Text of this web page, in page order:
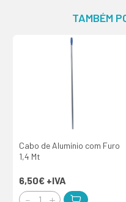
TAMBÉM
Cabo de Alumínio com Furo
1,4 Mt
6,50€ +IVA